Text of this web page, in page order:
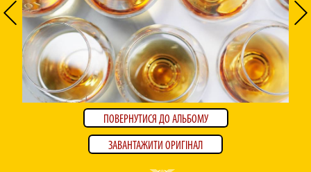
ПОВЕРНУТИСЯ ДО АЛЬБОМУ
ЗАВАНТАЖИТИ ОРИГІНАЛ